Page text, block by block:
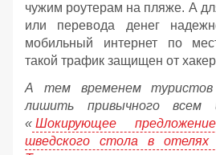
чужим роутерам на пляже. А
или перевода денег
мобильный интернет по
такой трафик защищен от
А тем временем
лишить привычного всем
« Шокирующее
шведского стола в отелях